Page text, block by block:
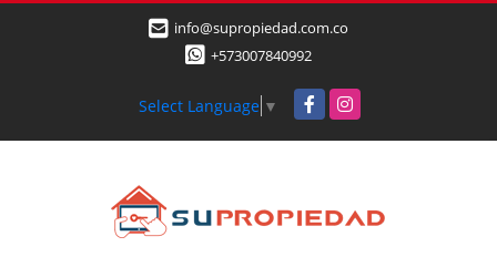
info@supropiedad.com.co
+573007840992
Select Language ▼ FacebookInstagram